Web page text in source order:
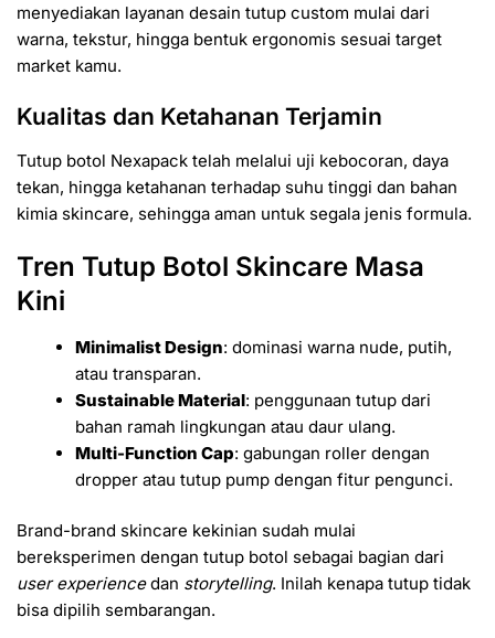
menyediakan layanan desain tutup custom mulai dari
warna, tekstur, hingga bentuk ergonomis sesuai target
market kamu.
Kualitas dan Ketahanan Terjamin
Tutup botol Nexapack telah melalui uji kebocoran, daya
tekan, hingga ketahanan terhadap suhu tinggi dan bahan
kimia skincare, sehingga aman untuk segala jenis formula.
Tren Tutup Botol Skincare Masa
Kini
Minimalist Design: dominasi warna nude, putih,
atau transparan.
Sustainable Material: penggunaan tutup dari
bahan ramah lingkungan atau daur ulang.
Multi-Function Cap: gabungan roller dengan
dropper atau tutup pump dengan fitur pengunci.
Brand-brand skincare kekinian sudah mulai
bereksperimen dengan tutup botol sebagai bagian dari
user experiencedan storytelling. Inilah kenapa tutup tidak
bisa dipilih sembarangan.